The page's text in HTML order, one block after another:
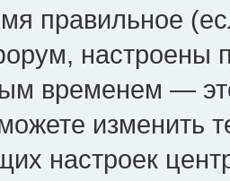
правильное
настроены
временем —
изменить
настроек